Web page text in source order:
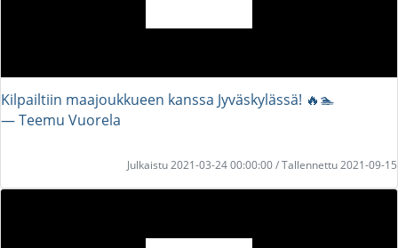
Kilpailtiin maajoukkueen kanssa Jyväskylässä! 🔥🏊
― Teemu Vuorela
Julkaistu 2021-03-24 00:00:00 / Tallennettu 2021-09-15